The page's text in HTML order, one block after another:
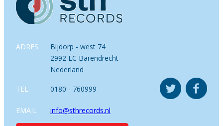
ADRES
Bijdorp - west 74
2992 LC Barendrecht
Nederland
TEL. 0180 - 760999
EMAIL info@sthrecords.nl